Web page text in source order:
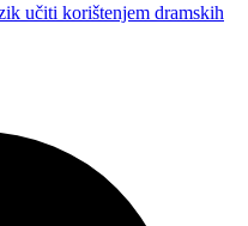
učiti korištenjem dramskih